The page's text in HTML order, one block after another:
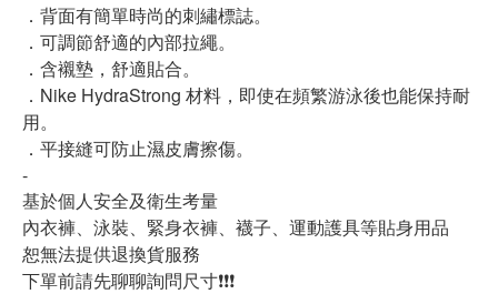
．背面有簡單時尚的刺繡標誌。
．可調節舒適的內部拉繩。
．含襯墊，舒適貼合。
．Nike HydraStrong 材料，即使在頻繁游泳後也能保持耐
用。
．平接縫可防止濕皮膚擦傷。
-
基於個人安全及衛生考量
內衣褲、泳裝、緊身衣褲、襪子、運動護具等貼身用品
恕無法提供退換貨服務
下單前請先聊聊詢問尺寸❗❗❗